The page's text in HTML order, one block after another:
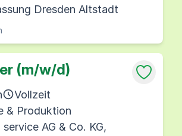
Dresden Altstadt
(m/w/d)
Vollzeit
& Produktion
AG & Co. KG,